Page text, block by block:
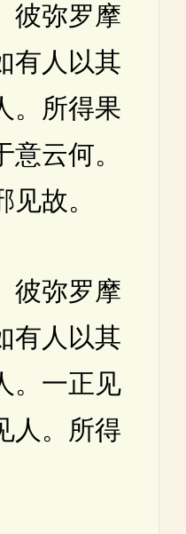
弥罗摩
有人以其
。所得果
云何。
故。
弥罗摩
有人以其
。一正见
人。所得